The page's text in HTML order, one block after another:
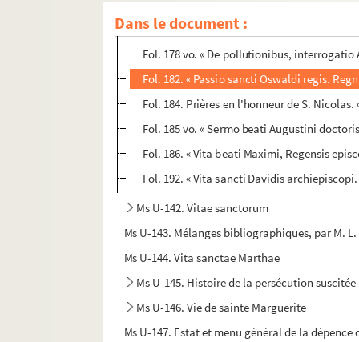
Dans le document :
Fol. 9. « Liber pastoralis Gregorii papae
Fol. 170 vo. « Vita sancti Alexidis, eximii
Fol. 178 vo. « De pollutionibus,
Fol. 182. « Passio sancti Oswaldi regis.
Fol. 184. Prières en l'honneur de S.
Fol. 185 vo. « Sermo beati Augustini
Fol. 186. « Vita beati Maximi, Regensis
Fol. 192. « Vita sancti Davidis
Ms U-142. Vitae sanctorum
Ms U-143. Mélanges bibliographiques, par M.
Ms U-144. Vita sanctae Marthae
Ms U-145. Histoire de la persécution
Ms U-146. Vie de sainte Marguerite
Ms U-147. Estat et menu général de la